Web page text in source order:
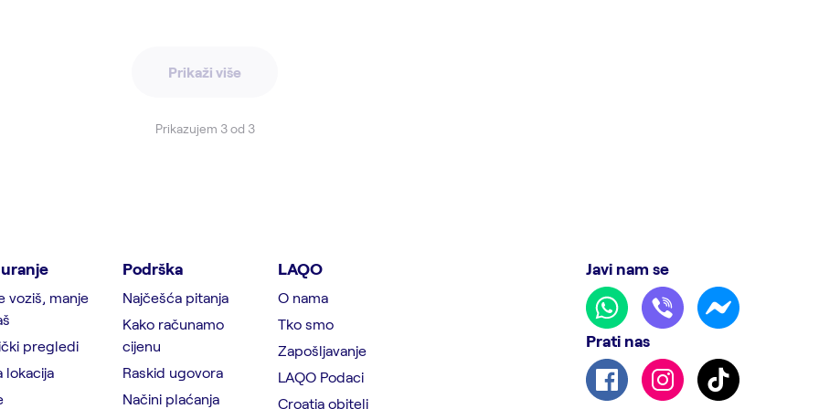
Prikaži više
Prikazujem 3 od 3
voziš, manje
pregledi
lokacija
Podrška
Najčešća pitanja
Kako računamo
cijenu
Raskid ugovora
Načini plaćanja
LAQO
O nama
Tko smo
Zapošljavanje
LAQO Podaci
Croatia obitelj
Javi nam se
Prati nas